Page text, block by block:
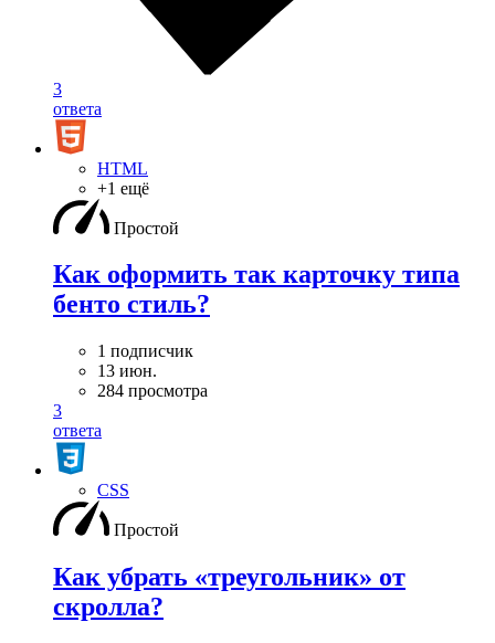
3
ответа
HTML
+1 ещё
Простой
Как оформить так карточку типа
бенто стиль?
1 подписчик
13 июн.
284 просмотра
3
ответа
CSS
Простой
Как убрать «треугольник» от
скролла?